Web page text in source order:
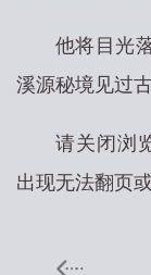
他将目光
溪源秘境见过
请关闭浏
出现无法翻页